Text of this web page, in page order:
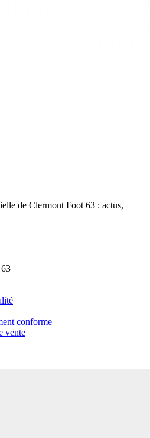
de Clermont Foot 63 : actus,
conforme
vente